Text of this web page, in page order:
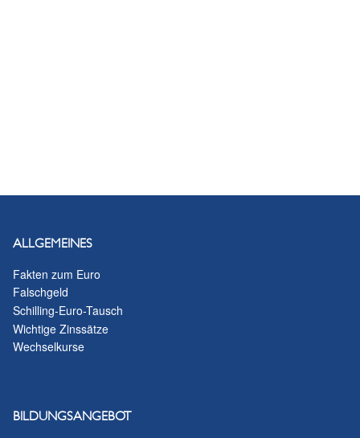
ALLGEMEINES
Fakten zum Euro
Falschgeld
Schilling-Euro-Tausch
Wichtige Zinssätze
Wechselkurse
BILDUNGSANGEBOT